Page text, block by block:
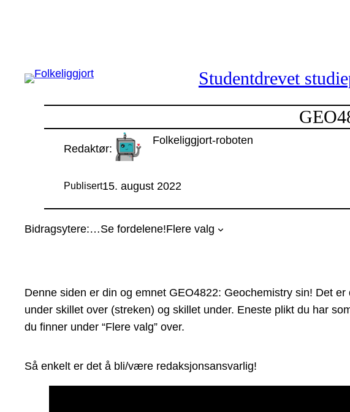
Studentdrevet
Redaktør:
Folkeliggjort-roboten
Publisert15. august 2022
Bidragsytere:…Se fordelene!Flere valg
Denne siden er din og emnet GEO4822: Geochemistry sin! Det
under skillet over (streken) og skillet under. Eneste plikt du har
du finner under “Flere valg” over.
Så enkelt er det å bli/være redaksjonsansvarlig!